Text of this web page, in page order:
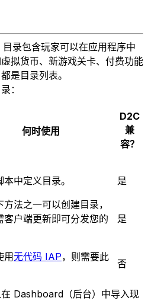
录包含玩家可以在应用程序中
拟货币、新游戏关卡、付费功能
是目录列表。
：
何时使用
D2C
兼
容？
中定义目录。
是
法之一可以创建目录，
客户端更新即可分发您的
是
用无代码 IAP，则需要此
否
Dashboard（后台）中导入现